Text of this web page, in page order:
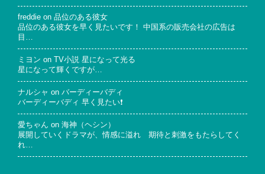
freddie on 品位のある彼女
品位のある彼女を早く見たいです！ 中国系の販売会社の広告は
目…
ミヨン on
TV小説 星になって光る
星になって輝くですが…
ナルシャ on バーディーバディ
バーディーバディ 早く見たい❗
愛ちゃん on 海神（ヘシン）
展開していくドラマが、情感に溢れ 期待と刺激をもたらしてく
れ…